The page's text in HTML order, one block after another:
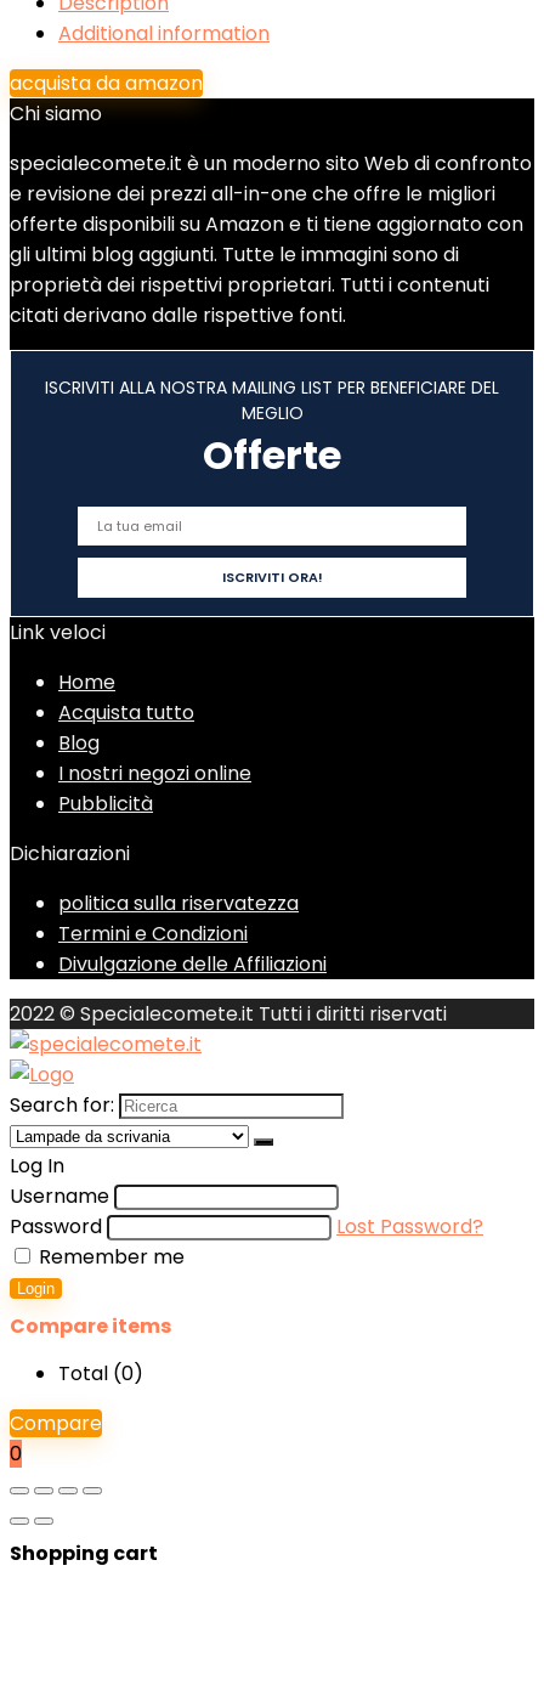
Additional information
acquista da amazon
Chi siamo
specialecomete.it è un moderno sito Web di confronto
e revisione dei prezzi all-in-one che offre le migliori
offerte disponibili su Amazon e ti tiene aggiornato con
gli ultimi blog aggiunti. Tutte le immagini sono di
proprietà dei rispettivi proprietari. Tutti i contenuti
citati derivano dalle rispettive fonti.
ISCRIVITI ALLA NOSTRA MAILING LIST PER BENEFICIARE DEL
MEGLIO
Offerte
Link veloci
Home
Acquista tutto
Blog
I nostri negozi online
Pubblicità
Dichiarazioni
politica sulla riservatezza
Termini e Condizioni
Divulgazione delle Affiliazioni
2022 © Specialecomete.it Tutti i diritti riservati
Search for:
Log In
Username
Password
Lost Password?
Remember me
Login
Compare items
Total (0)
Compare
0
Shopping cart